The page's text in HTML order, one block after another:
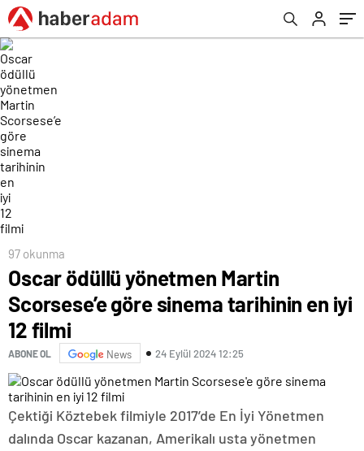
97 okunma
Oscar ödüllü yönetmen Martin
Scorsese’e göre sinema tarihinin en iyi
12 filmi
ABONE OL News 24 Eylül 2024 12:25
Çektiği Köztebek filmiyle 2017’de En İyi Yönetmen
dalında Oscar kazanan, Amerikalı usta yönetmen